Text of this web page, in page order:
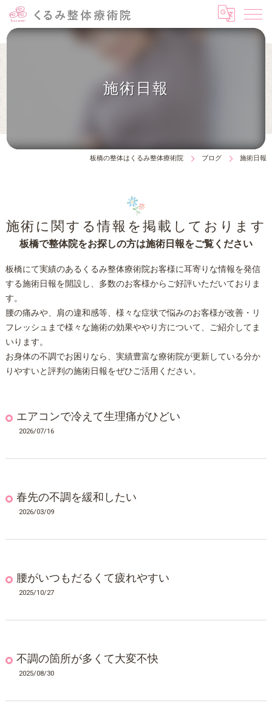
施術日報
板橋の整体はくるみ整体療術院 ブログ 施術日報
施術に関する情報を掲載しております
板橋で整体院をお探しの方は施術日報をご覧ください
板橋にて実績のあるくるみ整体療術院お客様に耳寄りな情報を発信
する施術日報を開設し、多数のお客様からご好評いただいておりま
す。
腰の痛みや、肩の違和感等、様々な症状で悩みのお客様が改善・リ
フレッシュまで様々な施術の効果ややり方について、ご紹介してま
いります。
お身体の不調でお困りなら、実績豊富な療術院が更新している分か
りやすいと評判の施術日報をぜひご活用ください。
エアコンで冷えて生理痛がひどい
2026/07/16
春先の不調を緩和したい
2026/03/09
腰がいつもだるくて疲れやすい
2025/10/27
不調の箇所が多くて大変不快
2025/08/30